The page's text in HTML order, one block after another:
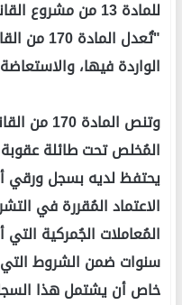
للمادة 13 من
"تُعدل
الواردة فيها،
وتنص
المُخلص تحت طائلة
يحتفظ لديه بسجل ورقي
الاعتماد المُقررة في
المُعاملات الجُمركية
سنوات ضمن الشروط
خاص أن يشتمل هذا